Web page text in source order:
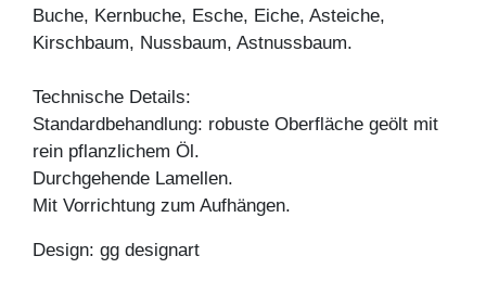
Buche, Kernbuche, Esche, Eiche, Asteiche,
Kirschbaum, Nussbaum, Astnussbaum.
Technische Details:
Standardbehandlung: robuste Oberfläche geölt mit
rein pflanzlichem Öl.
Durchgehende Lamellen.
Mit Vorrichtung zum Aufhängen.
Design: gg designart